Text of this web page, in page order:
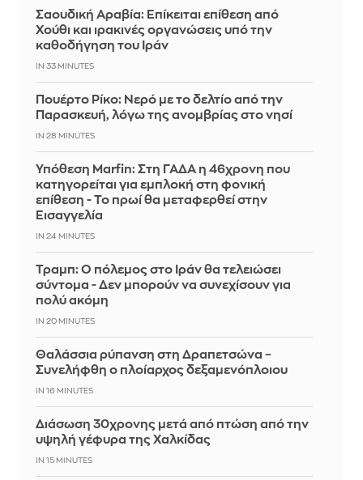
Σαουδική Αραβία: Επίκειται επίθεση από
Χούθι και ιρακινές οργανώσεις υπό την
καθοδήγηση του Ιράν
IN 33 MINUTES
Πουέρτο Ρίκο: Νερό με το δελτίο από την
Παρασκευή, λόγω της ανομβρίας στο νησί
IN 28 MINUTES
Υπόθεση Marfin: Στη ΓΑΔΑ η 46χρονη που
κατηγορείται για εμπλοκή στη φονική
επίθεση - Το πρωί θα μεταφερθεί στην
Εισαγγελία
IN 24 MINUTES
Τραμπ: Ο πόλεμος στο Ιράν θα τελειώσει
σύντομα - Δεν μπορούν να συνεχίσουν για
πολύ ακόμη
IN 20 MINUTES
Θαλάσσια ρύπανση στη Δραπετσώνα –
Συνελήφθη ο πλοίαρχος δεξαμενόπλοιου
IN 16 MINUTES
Διάσωση 30χρονης μετά από πτώση από την
υψηλή γέφυρα της Χαλκίδας
IN 15 MINUTES